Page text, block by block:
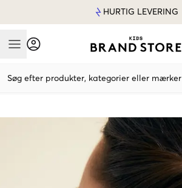
HURTIG LEVERING
Mobile Menu
Søg efter produkter, kategorier eller mærker